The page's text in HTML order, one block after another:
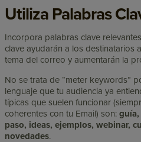
Utiliza Palabras
Incorpora palabras clave
clave ayudarán a los destinatarios
tema del correo y aumentarán la
No se trata de “meter keywords”
lenguaje que tu audiencia ya
típicas que suelen funcionar
coherentes con tu Email) son:guía,
paso, ideas, ejemplos, webinar,
novedades.